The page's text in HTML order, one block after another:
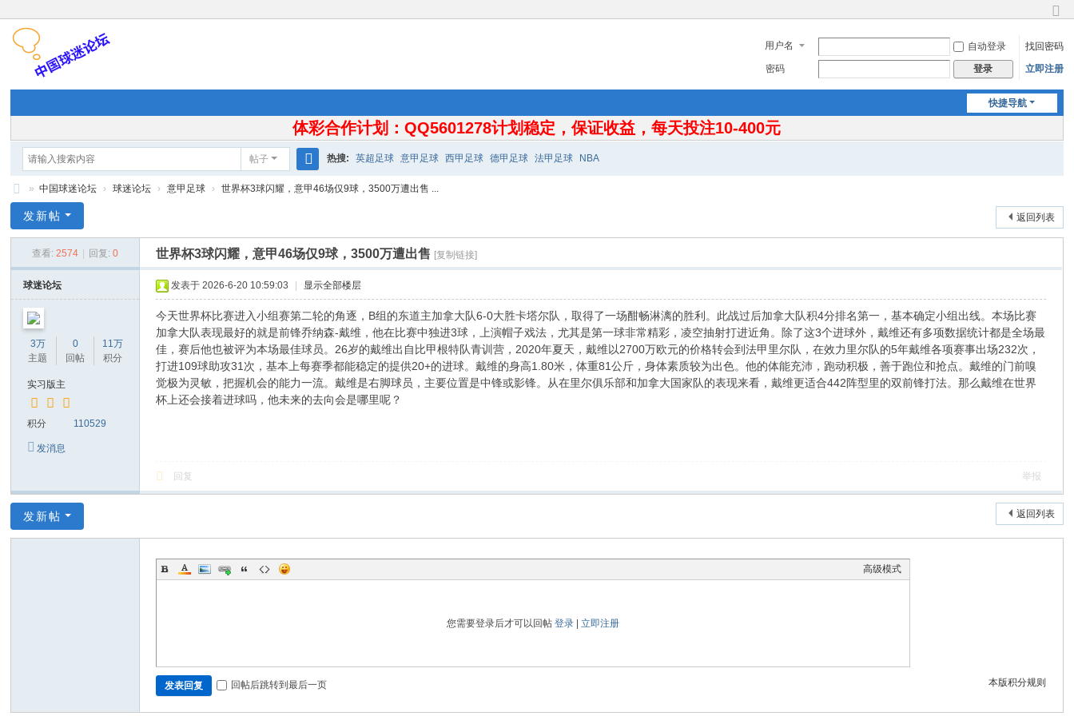
换
到
窄
用户名 自动登录
找回密码
密码
登录 立即注册
快捷导航
体彩合作计划：QQ5601278计划稳定，保证收益，每天投注10-400元
帖子
搜
热搜: 英超足球 意甲足球 西甲足球 德甲足球 法甲足球 NBA
国
迷
论
坛
» 中国球迷论坛 › 球迷论坛 › 意甲足球 › 世界杯3球闪耀，意甲46场仅9球，3500万遭出售 ...
返回列表
发新帖
查看: 2574 回复: 0 世界杯3球闪耀，意甲46场仅9球，3500万遭出售 [复制链接]
球迷论坛
3万
主题
0
回帖
11万
积分
实习版主
积分 110529
发消息
发表于 2026-6-20 10:59:03 显示全部楼层
今天世界杯比赛进入小组赛第二轮的角逐，B组的东道主加拿大队6-0大胜卡塔尔队，取得了一场酣畅淋漓的胜利。此战过后加拿大队积4分排名第一，基本确定小组出线。本场比赛
加拿大队表现最好的就是前锋乔纳森-戴维，他在比赛中独进3球，上演帽子戏法，尤其是第一球非常精彩，凌空抽射打进近角。除了这3个进球外，戴维还有多项数据统计都是全场最
佳，赛后他也被评为本场最佳球员。26岁的戴维出自比甲根特队青训营，2020年夏天，戴维以2700万欧元的价格转会到法甲里尔队，在效力里尔队的5年戴维各项赛事出场232次，
打进109球助攻31次，基本上每赛季都能稳定的提供20+的进球。戴维的身高1.80米，体重81公斤，身体素质较为出色。他的体能充沛，跑动积极，善于跑位和抢点。戴维的门前嗅
觉极为灵敏，把握机会的能力一流。戴维是右脚球员，主要位置是中锋或影锋。从在里尔俱乐部和加拿大国家队的表现来看，戴维更适合442阵型里的双前锋打法。那么戴维在世界
杯上还会接着进球吗，他未来的去向会是哪里呢？
回复 举报
返回列表
发新帖
高级模式
您需要登录后才可以回帖登录 |立即注册
本版积分规则
发表回复 回帖后跳转到最后一页